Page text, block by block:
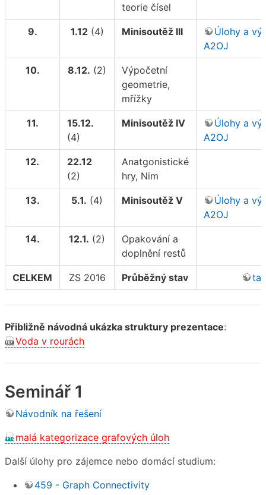
teorie čísel
9. 1.12(4) Minisoutěž III
Úlohy a
A2OJ
10. 8.12. (2)
Výpočetní
geometrie,
mřížky
11.
15.12.
(4)
Minisoutěž IV
Úlohy a
A2OJ
12.
22.12
(2)
Anatgonistické
hry, Nim
13. 5.1. (4) Minisoutěž V
Úlohy a
A2OJ
14. 12.1. (2)
Opakování a
doplnění restů
CELKEM ZS 2016 Průběžný stav
Přibližně návodná ukázka struktury prezentace:
Voda v rourách
Seminář 1
Návodník na řešení
malá kategorizace grafových úloh
Další úlohy pro zájemce nebo domácí studium:
459 - Graph Connectivity